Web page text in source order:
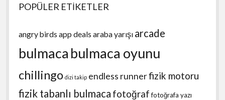
POPÜLER ETİKETLER
angry birds app deals araba yarışı arcade
bulmaca bulmaca oyunu
chillingo dizi takip endless runnerfizik motoru
fizik tabanlı bulmaca fotoğraf fotoğrafa yazı